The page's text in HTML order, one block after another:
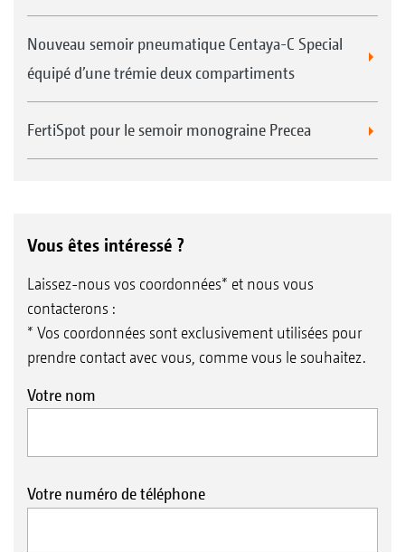
Nouveau semoir pneumatique Centaya-C Special
équipé d’une trémie deux compartiments
FertiSpot pour le semoir monograine Precea
Vous êtes intéressé ?
Laissez-nous vos coordonnées* et nous vous
contacterons :
* Vos coordonnées sont exclusivement utilisées pour
prendre contact avec vous, comme vous le souhaitez.
Votre nom
Votre numéro de téléphone